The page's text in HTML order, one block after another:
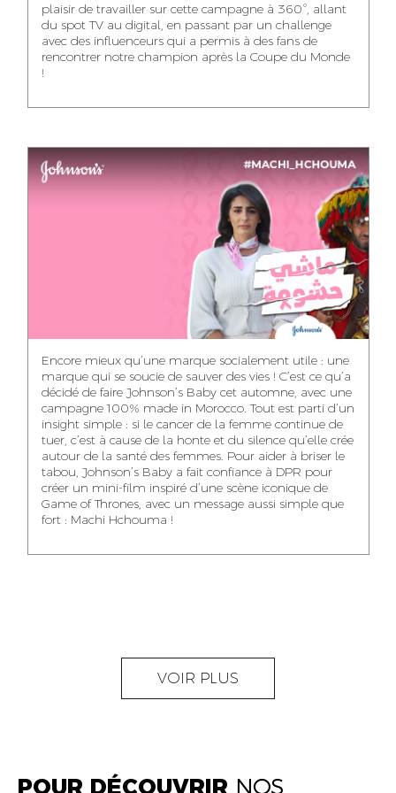
MERYEM OUALHAN
TRAFFIC MANAGER
JABRI AHMED
GRAPHIC
DESIGNER
WISSAL KHALIFI
INFLUENCE
MANAGER
HOUMALY
ILYASS EL ADANI
ART DIRECTOR
MAHA SAKOUT
HEAD OF SOCIAL &
CONTENT
AYOUB HAMMOUDI
MOTION DESIGNER
SAWSANE LAHBIBI
PRODUCTION
DIRECTOR
KARIM OUNZAR
AUDIOVISUAL
CONTENT CREATOR
ZAKARIA BENNANI
TRAFFIC MANAGER
NOUR-ELHOUDA
YOUBI IDRISSI
PROJECT
MANAGER
AGENT
GHITA SFINY
ACCOUNTANT
OUMAIMA HABIBA
plaisir de travailler sur cette campagne à 360°, allant
du spot TV au digital, en passant par un challenge
avec des influenceurs qui a permis à des fans de
rencontrer notre champion après la Coupe du Monde
!
Encore mieux qu’une marque socialement utile : une
marque qui se soucie de sauver des vies ! C’est ce qu’a
décidé de faire Johnson’s Baby cet automne, avec une
campagne 100% made in Morocco. Tout est parti d’un
insight simple : si le cancer de la femme continue de
tuer, c’est à cause de la honte et du silence qu’elle crée
autour de la santé des femmes. Pour aider à briser le
tabou, Johnson’s Baby a fait confiance à DPR pour
créer un mini-film inspiré d’une scène iconique de
Game of Thrones, avec un message aussi simple que
fort : Machi Hchouma !
VOIR PLUS
POUR DÉCOUVRIR NOS